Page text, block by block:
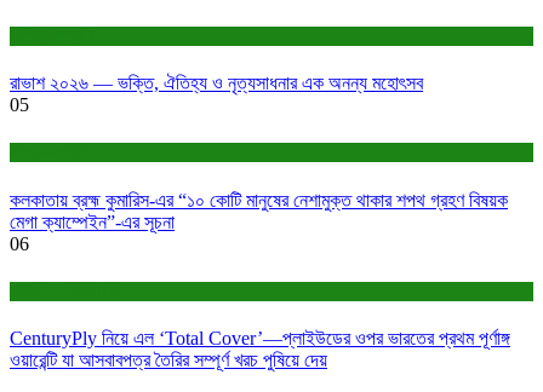
রাভাশ ২০২৬ — ভক্তি, ঐতিহ্য ও নৃত্যসাধনার এক অনন্য মহোৎসব
05
কলকাতায় ব্রহ্ম কুমারিস-এর “১০ কোটি মানুষের নেশামুক্ত থাকার শপথ গ্রহণ বিষয়ক
মেগা ক্যাম্পেইন”-এর সূচনা
06
CenturyPly নিয়ে এল ‘Total Cover’—প্লাইউডের ওপর ভারতের প্রথম পূর্ণাঙ্গ
ওয়ারেন্টি যা আসবাবপত্র তৈরির সম্পূর্ণ খরচ পুষিয়ে দেয়